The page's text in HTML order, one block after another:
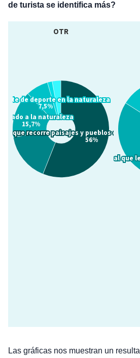
de turista se identifica más?
Las gráficas nos muestran un